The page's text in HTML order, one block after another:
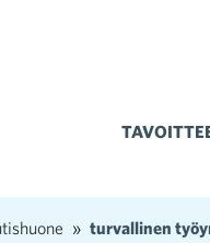
turvallinen